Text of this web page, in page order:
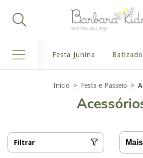
Festa Junina Batizado
Início > Festa e Passeio >
Filtrar